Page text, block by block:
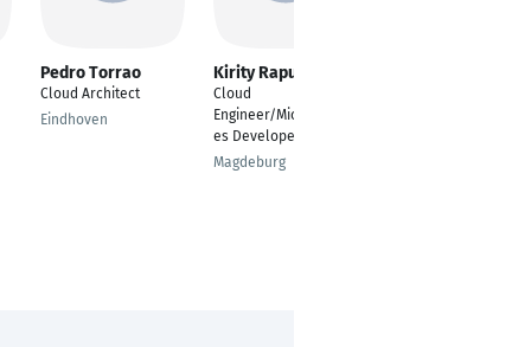
Pedro Torrao
Cloud Architect
Eindhoven
Kirity Rapuru
Cloud
Engineer/Microservic
es Developer
Magdeburg